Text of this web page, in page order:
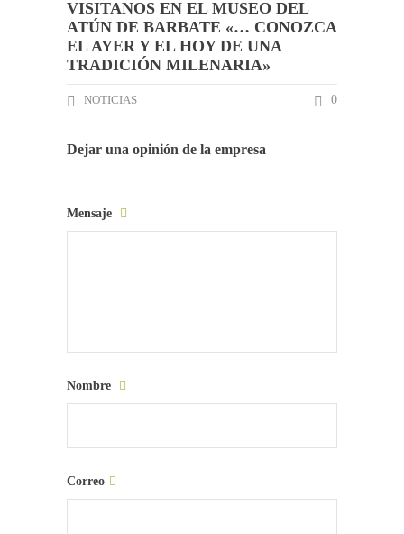
VISITANOS EN EL MUSEO DEL
ATÚN DE BARBATE «… CONOZCA
EL AYER Y EL HOY DE UNA
TRADICIÓN MILENARIA»
NOTICIAS 0
Dejar una opinión de la empresa
Mensaje
Nombre
Correo